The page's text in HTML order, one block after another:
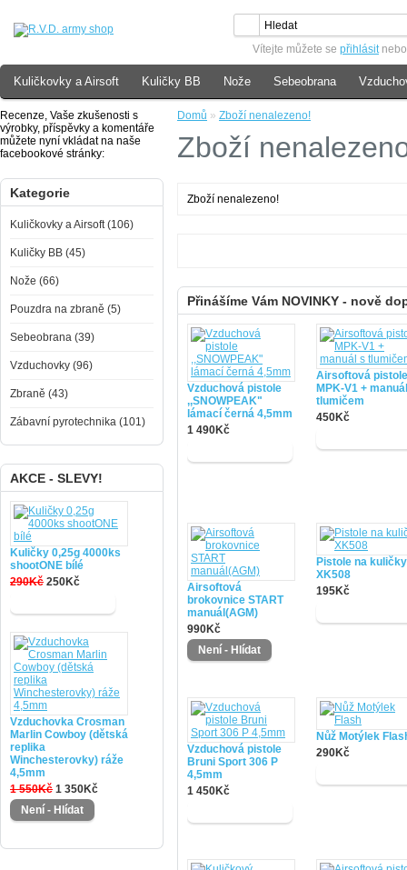
Vítejte můžete se přihlásit
Kuličkovky a Airsoft Kuličky BB Nože Sebeobrana
Recenze, Vaše zkušenosti s
výrobky, příspěvky a komentáře
můžete nyní vkládat na naše
facebookové stránky:
Kategorie
Kuličkovky a Airsoft (106)
Kuličky BB (45)
Nože (66)
Pouzdra na zbraně (5)
Sebeobrana (39)
Vzduchovky (96)
Zbraně (43)
Zábavní pyrotechnika (101)
AKCE - SLEVY!
Kuličky 0,25g 4000ks
shootONE bílé
290Kč 250Kč
Vzduchovka Crosman
Marlin Cowboy (dětská
replika
Winchesterovky) ráže
4,5mm
1 550Kč 1 350Kč
Domů » Zboží nenalezeno!
Zboží
Zboží nenalezeno!
Přinášíme Vám NOVINKY - nově
Vzduchová pistole
,,SNOWPEAK"
lámací černá 4,5mm
1 490Kč
Airsoftová pistole
MPK-V1 +
tlumičem
450Kč
Airsoftová
brokovnice START
manuál(AGM)
990Kč
Pistole na kuličky
XK508
195Kč
Vzduchová pistole
Bruni Sport 306 P
4,5mm
1 450Kč
Nůž Motýlek
290Kč